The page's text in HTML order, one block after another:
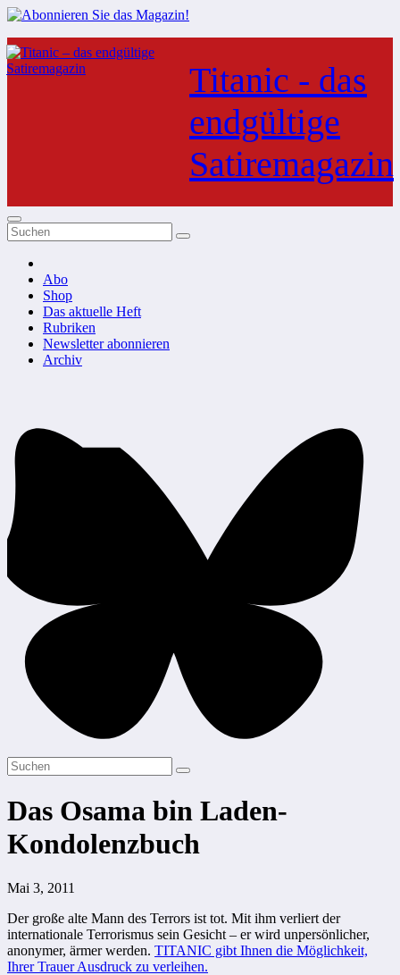
Zum
Inhalt
springen
Titanic - das
endgültige
Satiremagazin
Abo
Shop
Das aktuelle Heft
Rubriken
Newsletter abonnieren
Archiv
Das Osama bin Laden-
Kondolenzbuch
Mai 3, 2011
Der große alte Mann des Terrors ist tot. Mit ihm verliert der
internationale Terrorismus sein Gesicht – er wird unpersönlicher,
anonymer, ärmer werden. TITANIC gibt Ihnen die Möglichkeit,
Ihrer Trauer Ausdruck zu verleihen.